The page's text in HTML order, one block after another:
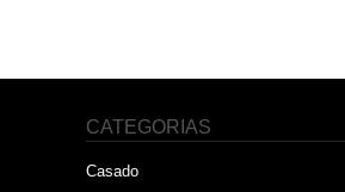
CATEGORIAS
Casado